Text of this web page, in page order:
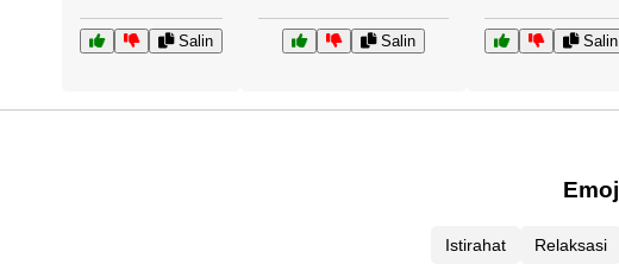
Salin Salin Salin
Istirahat Relaksasi